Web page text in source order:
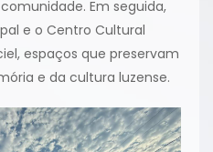
Em seguida,
e o Centro Cultural
espaços que preservam
e da cultura luzense.